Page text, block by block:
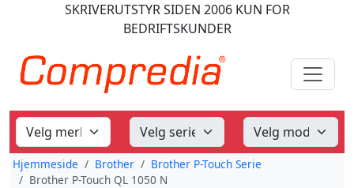
SKRIVERUTSTYRSIDEN 2006KUN FOR
BEDRIFTSKUNDER
Hjemmeside Brother
Brother P-Touch Serie
Brother P-Touch QL 1050 N